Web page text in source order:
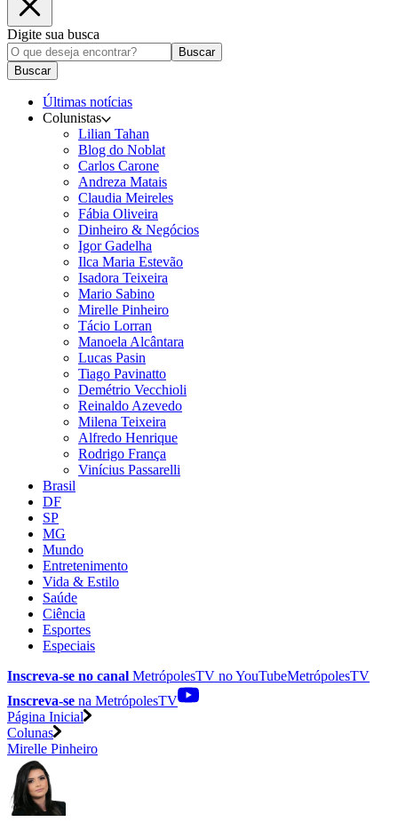
Digite sua busca
Buscar
Buscar
Últimas notícias
Colunistas
Lilian Tahan
Blog do Noblat
Carlos Carone
Andreza Matais
Claudia Meireles
Fábia Oliveira
Dinheiro & Negócios
Igor Gadelha
Ilca Maria Estevão
Isadora Teixeira
Mario Sabino
Mirelle Pinheiro
Tácio Lorran
Manoela Alcântara
Lucas Pasin
Tiago Pavinatto
Demétrio Vecchioli
Reinaldo Azevedo
Milena Teixeira
Alfredo Henrique
Rodrigo França
Vinícius Passarelli
Brasil
DF
SP
MG
Mundo
Entretenimento
Vida & Estilo
Saúde
Ciência
Esportes
Especiais
Inscreva-se no canal MetrópolesTV noYouTubeMetrópolesTV
Inscreva-se na MetrópolesTV
Página Inicial
Colunas
Mirelle Pinheiro